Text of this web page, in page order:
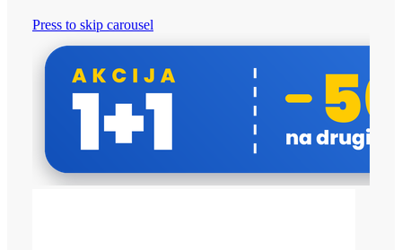
Press to skip carousel